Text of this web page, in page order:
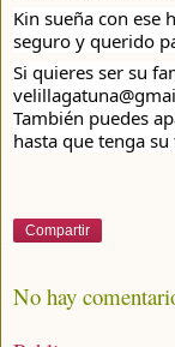
Kin sueña con ese
seguro y querido
Si quieres ser su
También puedes
hasta que tenga
Compartir
No hay